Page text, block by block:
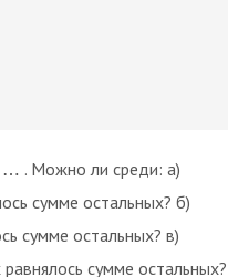
… . Можно ли среди: а)
сумме остальных? б)
сумме остальных? в)
сумме остальных?